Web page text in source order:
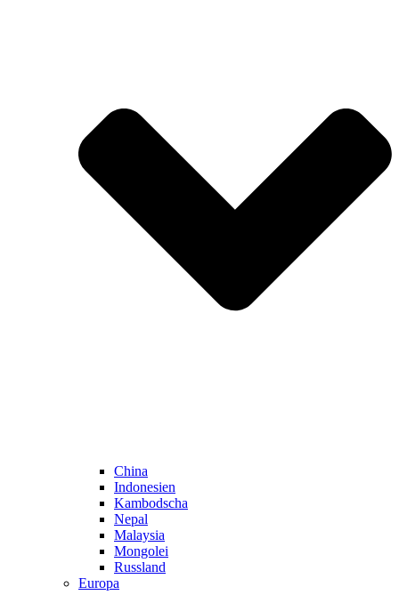
China
Indonesien
Kambodscha
Nepal
Malaysia
Mongolei
Russland
Europa